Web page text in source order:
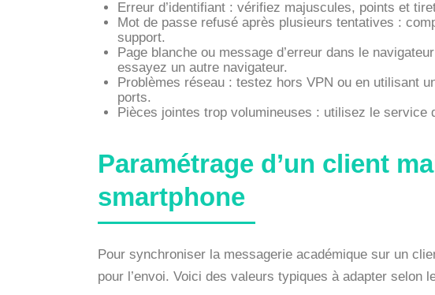
Erreur d’identifiant : vérifiez majuscules, points et
Mot de passe refusé après plusieurs tentatives :
support.
Page blanche ou message d’erreur dans le
essayez un autre navigateur.
Problèmes réseau : testez hors VPN ou en utilisant
ports.
Pièces jointes trop volumineuses : utilisez le service
Paramétrage d’un client
smartphone
Pour synchroniser la messagerie académique sur un
pour l’envoi. Voici des valeurs typiques à adapter selon